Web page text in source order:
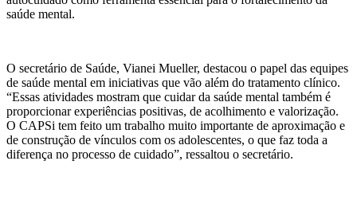
saúde mental.
O secretário de Saúde, Vianei Mueller, destacou o papel das equipes
de saúde mental em iniciativas que vão além do tratamento clínico.
“Essas atividades mostram que cuidar da saúde mental também é
proporcionar experiências positivas, de acolhimento e valorização.
O CAPSi tem feito um trabalho muito importante de aproximação e
de construção de vínculos com os adolescentes, o que faz toda a
diferença no processo de cuidado”, ressaltou o secretário.